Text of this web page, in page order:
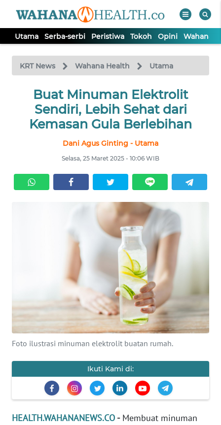
Utama Serba-serbi Peristiwa Tokoh Opini Wahana
KRT News Wahana Health Utama
Buat Minuman Elektrolit
Sendiri, Lebih Sehat dari
Kemasan Gula Berlebihan
Dani Agus Ginting - Utama
Selasa, 25 Maret 2025 - 10:06 WIB
Foto ilustrasi minuman elektrolit buatan rumah.
Ikuti Kami di:
HEALTH.WAHANANEWS.CO -Membuat minuman
WAHANA
SERBA-
SERBI
TOKOH
WAHANA
TRAVEL
SPORT
UMKM